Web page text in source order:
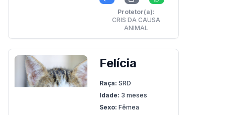
Protetor(a):
CRIS DA CAUSA
ANIMAL
Felícia
Raça: SRD
Idade: 3 meses
Sexo: Fêmea